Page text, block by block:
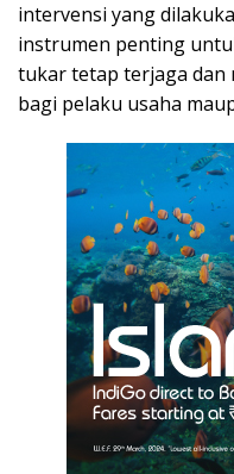
intervensi yang
instrumen penting
tukar tetap terjaga dan
bagi pelaku usaha